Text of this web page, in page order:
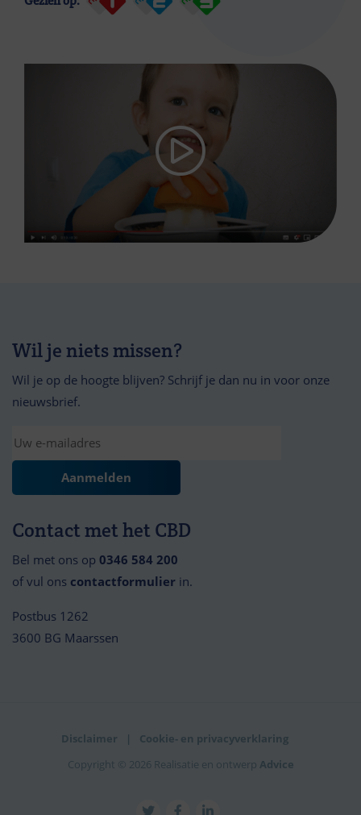
Wil je niets missen?
Wil je op de hoogte blijven? Schrijf je dan nu in voor onze
nieuwsbrief.
Contact met het CBD
Bel met ons op 0346 584 200
of vul ons contactformulier in.
Postbus 1262
3600 BG Maarssen
Disclaimer
Cookie- en privacyverklaring
Copyright © 2026 Realisatie en ontwerp Advice